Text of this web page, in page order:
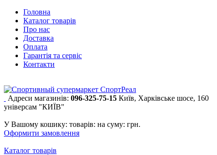
Головна
Каталог товарів
Про нас
Доставка
Оплата
Гарантія та сервіс
Контакти
Адреси магазинів: 096-325-75-15 Київ, Харківське шосе, 160
універсам "КИЇВ"
У Вашому кошику: товарів: на суму: грн.
Оформити замовлення
Каталог товарів